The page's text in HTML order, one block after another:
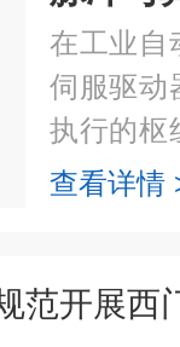
在工业自
伺服驱动
执行的枢
凭借其数
查看详情